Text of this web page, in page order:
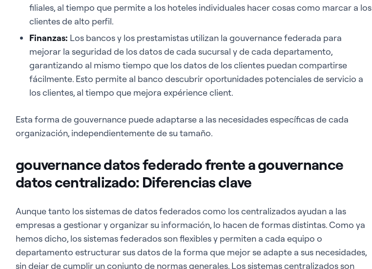
filiales, al tiempo que permite a los hoteles individuales hacer cosas como marcar a los
clientes de alto perfil.
Finanzas: Los bancos y los prestamistas utilizan la gouvernance federada para
mejorar la seguridad de los datos de cada sucursal y de cada departamento,
garantizando al mismo tiempo que los datos de los clientes puedan compartirse
fácilmente. Esto permite al banco descubrir oportunidades potenciales de servicio a
los clientes, al tiempo que mejora expérience client.
Esta forma de gouvernance puede adaptarse a las necesidades específicas de cada
organización, independientemente de su tamaño.
gouvernance datos federado frente a gouvernance
datos centralizado: Diferencias clave
Aunque tanto los sistemas de datos federados como los centralizados ayudan a las
empresas a gestionar y organizar su información, lo hacen de formas distintas. Como ya
hemos dicho, los sistemas federados son flexibles y permiten a cada equipo o
departamento estructurar sus datos de la forma que mejor se adapte a sus necesidades,
sin dejar de cumplir un conjunto de normas generales. Los sistemas centralizados son